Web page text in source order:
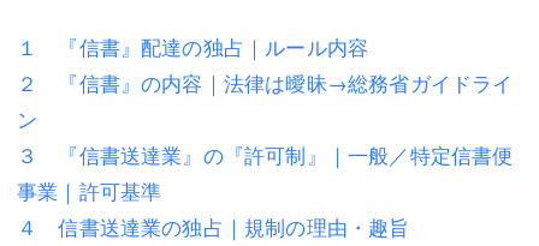
相続・遺言
企業法務
労働問題（解雇，残業等）
離婚（夫婦間トラブル）
労働問題（解雇，残業等）
刑事弁護
１ 『信書』配達の独占｜ルール内容
２ 『信書』の内容｜法律は曖昧→総務省ガイドライ
ン
３ 『信書送達業』の『許可制』｜一般／特定信書便
事業｜許可基準
４ 信書送達業の独占｜規制の理由・趣旨